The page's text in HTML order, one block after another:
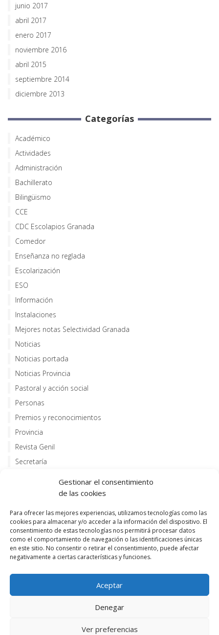
Gestionar el consentimiento
de las cookies
Para ofrecer las mejores experiencias, utilizamos tecnologías como las
cookies para almacenar y/o acceder a la información del dispositivo. El
consentimiento de estas tecnologías nos permitirá procesar datos
como el comportamiento de navegación o las identificaciones únicas
en este sitio. No consentir o retirar el consentimiento, puede afectar
negativamente a ciertas características y funciones.
Aceptar
Denegar
Ver preferencias
junio 2017
abril 2017
enero 2017
noviembre 2016
abril 2015
septiembre 2014
diciembre 2013
Categorías
Académico
Actividades
Administración
Bachillerato
Bilingüismo
CCE
CDC Escolapios Granada
Comedor
Enseñanza no reglada
Escolarización
ESO
Información
Instalaciones
Mejores notas Selectividad Granada
Noticias
Noticias portada
Noticias Provincia
Pastoral y acción social
Personas
Premios y reconocimientos
Provincia
Revista Genil
Secretaría
Acceder
Feed de entradas
Feed de comentarios
Escolapios Granada Genil - Paseo de los Basilios 2 -